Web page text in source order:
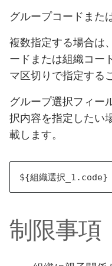
グループコードまた
複数指定する場合は
ードまたは組織コー
マ区切りで指定する
グループ選択フィー
択内容を指定したい
載します。
制限事項